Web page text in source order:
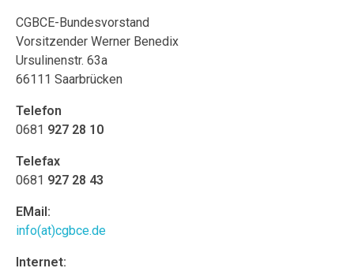
CGBCE-Bundesvorstand
Vorsitzender Werner Benedix
Ursulinenstr. 63a
66111 Saarbrücken
Telefon
0681 927 28 10
Telefax
0681 927 28 43
EMail:
info(at)cgbce.de
Internet: